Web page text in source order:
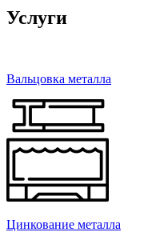
Услуги
Вальцовка металла
Цинкование металла